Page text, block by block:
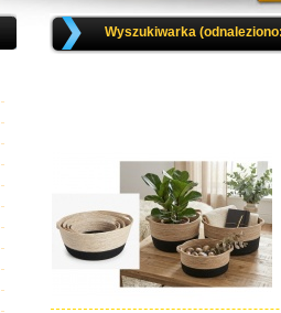
Wyszukiwarka